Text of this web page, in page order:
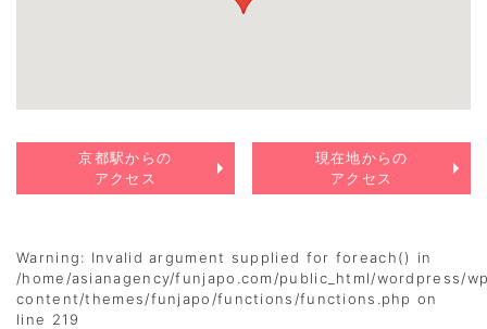
京都駅からの
アクセス
現在地からの
アクセス
Warning: Invalid argument supplied for foreach() in
/home/asianagency/funjapo.com/public_html/wordpress/
content/themes/funjapo/functions/functions.php on
line 219